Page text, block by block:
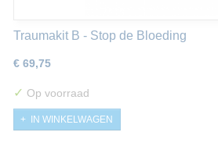
Traumakit B - Stop de Bloeding
€ 69,75
✓ Op voorraad
IN WINKELWAGEN